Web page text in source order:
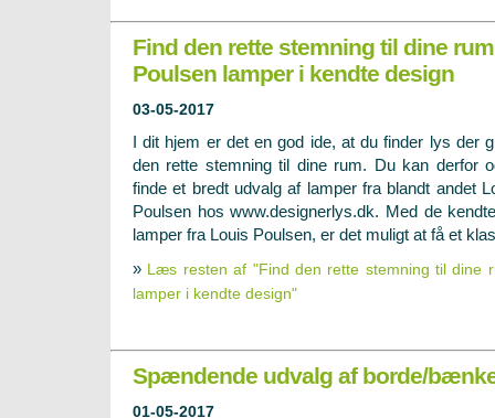
Find den rette stemning til dine
Poulsen lamper i kendte design
03-05-2017
I dit hjem er det en god ide, at du finder lys der
den rette stemning til dine rum. Du kan derfor
finde et bredt udvalg af lamper fra blandt andet
Poulsen hos www.designerlys.dk. Med de
lamper fra Louis Poulsen, er det muligt at få et
» Læs resten af "Find den rette stemning til dine
lamper i kendte design"
Spændende udvalg af borde/
01-05-2017